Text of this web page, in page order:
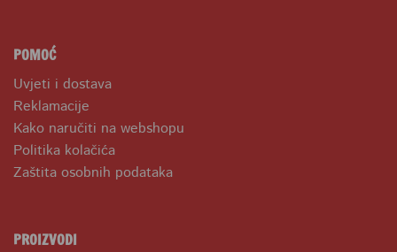
POMOĆ
Uvjeti i dostava
Reklamacije
Kako naručiti na webshopu
Politika kolačića
Zaštita osobnih podataka
PROIZVODI